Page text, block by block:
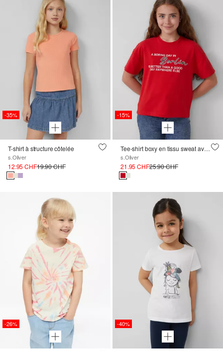
-35%
T-shirt à structure côtelée
s.Oliver
12.95 CHF19.90 CHF
-15%
Tee-shirt boxy en tissu sweat avec impression
s.Oliver
21.95 CHF25.90 CHF
-26% -40%